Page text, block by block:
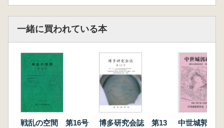
一緒に買われている本
戦乱の空間 第16号
博多研究会誌 第13
中世城郭研